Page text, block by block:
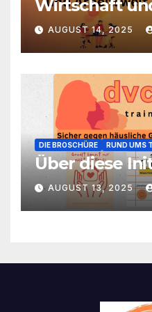
Wirtschaft
beeinflusst –
Thema
AUGUST 14, 2025
DIE BROSCHÜRE RUND UMS
Über diese
AUGUST 13, 2025